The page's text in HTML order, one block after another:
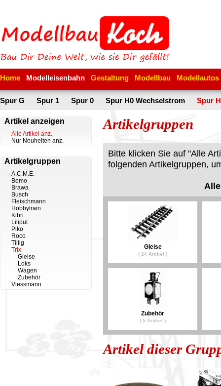
Home Modelleisenbahn Gestaltung Modellbau Modellautos
Spur G Spur 1 Spur 0 Spur H0 Wechselstrom Spur
Artikel anzeigen
Alle Artikel anz.
Nur Neuheiten anz.
Artikelgruppen
A.C.M.E.
Bemo
Brawa
Busch
Fleischmann
Hobbytrain
Kibri
Liliput
Piko
Roco
Tillig
Trix
Gleise
Loks
Wagen
Zubehör
Viessmann
Artikelgruppen
Bitte klicken Sie auf "Alle
folgenden Artikelgruppen,
Gleise
( 24 Artikel )
Zubehör
( 5 Artikel )
Artikel dieser